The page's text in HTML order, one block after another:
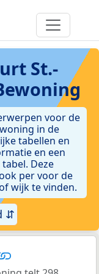
St.-
voor de
in de
tabellen en
en een
Deze
per voor de
wijk te vinden.
⇵